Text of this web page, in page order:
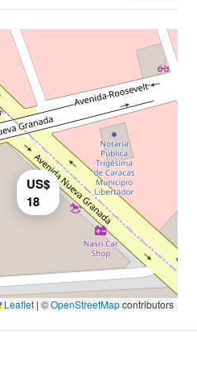
US$
18
Leaflet | ©OpenStreetMapcontributors